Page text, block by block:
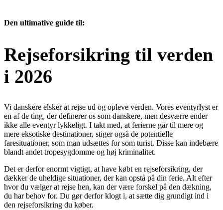
Den ultimative guide til:
Rejseforsikring til verden
i 2026
Vi danskere elsker at rejse ud og opleve verden. Vores eventyrlyst er
en af de ting, der definerer os som danskere, men desværre ender
ikke alle eventyr lykkeligt. I takt med, at ferierne går til mere og
mere eksotiske destinationer, stiger også de potentielle
faresituationer, som man udsættes for som turist. Disse kan indebære
blandt andet tropesygdomme og høj kriminalitet.
Det er derfor enormt vigtigt, at have købt en rejseforsikring, der
dækker de uheldige situationer, der kan opstå på din ferie. Alt efter
hvor du vælger at rejse hen, kan der være forskel på den dækning,
du har behov for. Du gør derfor klogt i, at sætte dig grundigt ind i
den rejseforsikring du køber.